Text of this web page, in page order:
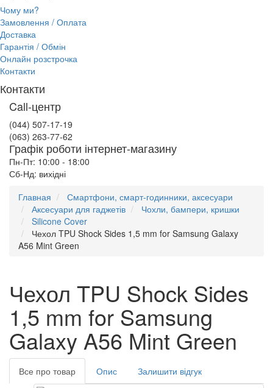
Чому ми?
Замовлення / Оплата
Доставка
Гарантія / Обмін
Онлайн розстрочка
Контакти
Контакти
Call-центр
(044) 507-17-19
(063) 263-77-62
Графік роботи інтернет-магазину
Пн-Пт: 10:00 - 18:00
Сб-Нд: вихідні
Главная
Смартфони, смарт-годинники, аксесуари
Аксесуари для гаджетів
Чохли, бампери, кришки
Silicone Cover
Чехол TPU Shock Sides 1,5 mm for Samsung Galaxy
A56 Mint Green
Чехол TPU Shock Sides
1,5 mm for Samsung
Galaxy A56 Mint Green
Все про товар Опис Залишити відгук